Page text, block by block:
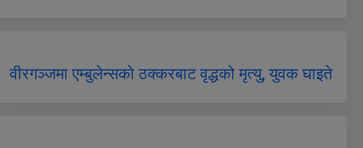
वीरगञ्जमा एम्बुलेन्सको ठक्करबाट वृद्धको मृत्यु, युवक घाइते